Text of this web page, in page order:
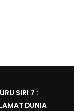
SIRI 7 :
DUNIA